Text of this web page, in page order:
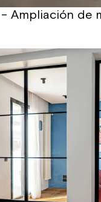
– Ampliación de